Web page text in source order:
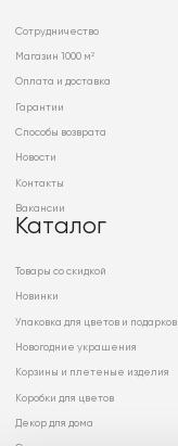
Сотрудничество
Магазин 1000 м²
Оплата и доставка
Гарантии
Способы возврата
Новости
Контакты
Вакансии
Каталог
Товары со скидкой
Новинки
Упаковка для цветов и подарков
Новогодние украшения
Корзины и плетеные изделия
Коробки для цветов
Декор для дома